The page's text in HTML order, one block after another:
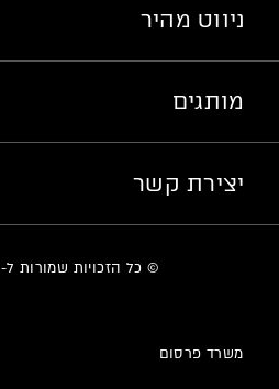
ניווט מהיר
מותגים
יצירת קשר
© כל הזכויות שמורות ל-Electra Trade
משרד פרסום